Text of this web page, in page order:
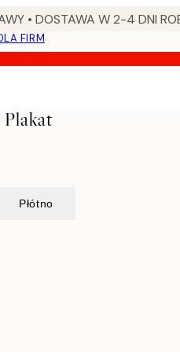
• DOSTAWA W 2-4 DNI
FIRM
Płótno